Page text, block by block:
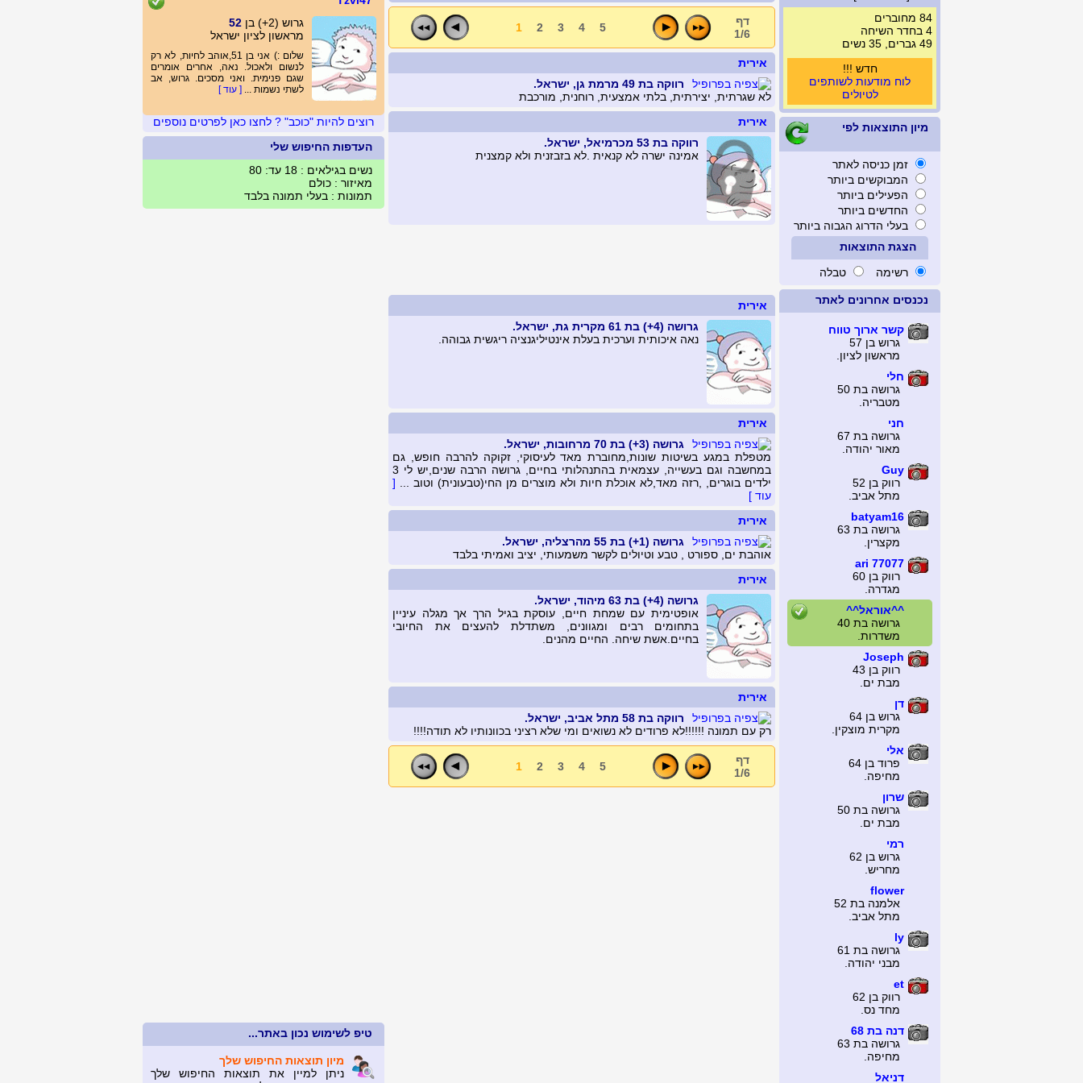
84 מחוברים
4 בחדר השיחה
49 גברים, 35 נשים
חדש !!!
לוח מודעות לשותפים
לטיולים
מיון התוצאות לפי
זמן כניסה לאתר
המבוקשים ביותר
הפעילים ביותר
החדשים ביותר
בעלי הדרוג הגבוה ביותר
הצגת התוצאות
רשימה
טבלה
נכנסים אחרונים לאתר
קשר ארוך טווח
גרוש בן 57
מראשון לציון.
חלי
גרושה בת 50
מטבריה.
חני
גרושה בת 67
מאור יהודה.
Guy
רווק בן 52
מתל אביב.
batyam16
גרושה בת 63
מקצרין.
ari 77077
רווק בן 60
מגדרה.
^^אוראל^^
גרושה בת 40
משדרות.
Joseph
רווק בן 43
מבת ים.
דן
גרוש בן 64
מקרית מוצקין.
אלי
פרוד בן 64
מחיפה.
שרון
גרושה בת 50
מבת ים.
רמי
גרוש בן 62
מחריש.
flower
אלמנה בת 52
מתל אביב.
ly
גרושה בת 61
מבני יהודה.
et
רווק בן 62
מחד נס.
דנה בת 68
גרושה בת 63
מחיפה.
דניאל
דף
1/6
1 2 3 4 5
אירית
רווקה בת 49 מרמת גן, ישראל.
לא שגרתית, יצירתית, בלתי אמצעית, רוחנית, מורכבת
אירית
רווקה בת 53 מכרמיאל, ישראל.
אמינה ישרה לא קנאית .לא בזבזנית ולא קמצנית
אירית
גרושה (4+) בת 61 מקרית גת, ישראל.
נאה איכותית וערכית בעלת אינטיליגנציה ריגשית גבוהה.
אירית
גרושה (3+) בת 70 מרחובות, ישראל.
מטפלת במגע בשיטות שונות,מחוברת מאד לעיסוקי, זקוקה להרבה חופש, גם
במחשבה וגם בעשייה, עצמאית בהתנהלותי בחיים, גרושה הרבה שנים,יש לי 3
ילדים בוגרים, ,רזה מאד,לא אוכלת חיות ולא מוצרים מן החי(טבעונית) וטוב ... [
עוד ]
אירית
גרושה (1+) בת 55 מהרצליה, ישראל.
אוהבת ים, ספורט , טבע וטיולים לקשר משמעותי, יציב ואמיתי בלבד
אירית
גרושה (4+) בת 63 מיהוד, ישראל.
אופטימית עם שמחת חיים, עוסקת בגיל הרך אך מגלה עיניין
בתחומים רבים ומגוונים, משתדלת להעצים את החיובי
בחיים.אשת שיחה. החיים מהנים.
אירית
רווקה בת 58 מתל אביב, ישראל.
רק עם תמונה !!!!!!לא פרודים לא נשואים ומי שלא רציני בכוונותיו לא תודה!!!!
דף
1/6
1 2 3 4 5
גרוש (2+) בן
52
מראשון לציון ישראל
שלום :) אני בן 51,אוהב לחיות, לא רק
לנשום ולאכול. נאה, אחרים אומרים
שגם פנימית. ואני מסכים. גרוש, אב
לשתי נשמות ... [ עוד ]
רוצים להיות "כוכב" ? לחצו כאן לפרטים נוספים
העדפות החיפוש שלי
נשים בגילאים : 18 עד: 80
מאיזור : כולם
תמונות : בעלי תמונה בלבד
טיפ לשימוש נכון באתר...
מיון תוצאות החיפוש שלך
ניתן למיין את תוצאות החיפוש שלך